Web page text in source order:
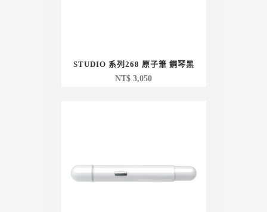
STUDIO 系列268 原子筆 鋼琴黑
NT$ 3,050